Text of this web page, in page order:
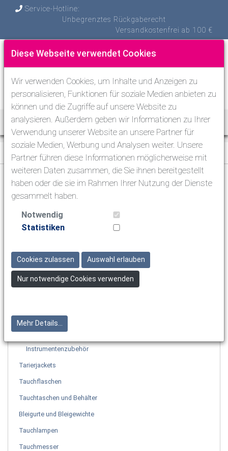
Service-Hotline:
Unbegrenztes Rückgaberecht
Versandkostenfrei ab 100 €
Toggle
Tauchen Tauchinstrumente Sonstige Instrumente
Tauchen
Atemregler zum Tauchen
Masken & Schnorchel & Flossen
Neoprenzubehör
Tauchcomputer & Uhren
Tauchinstrumente
Konsoleninstrumente
Sonstige Instrumente
Instrumentenzubehör
Tarierjackets
Tauchflaschen
Tauchtaschen und Behälter
Bleigurte und Bleigewichte
Tauchlampen
Tauchmesser
Diese Webseite verwendet Cookies
Wir verwenden Cookies, um Inhalte und Anzeigen zu
personalisieren, Funktionen für soziale Medien anbieten zu
können und die Zugriffe auf unsere Website zu
analysieren. Außerdem geben wir Informationen zu Ihrer
Verwendung unserer Website an unsere Partner für
soziale Medien, Werbung und Analysen weiter. Unsere
Partner führen diese Informationen möglicherweise mit
weiteren Daten zusammen, die Sie ihnen bereitgestellt
haben oder die sie im Rahmen Ihrer Nutzung der Dienste
gesammelt haben.
Notwendig
Statistiken
Cookies zulassen Auswahl erlauben
Nur notwendige Cookies verwenden
Mehr Details...